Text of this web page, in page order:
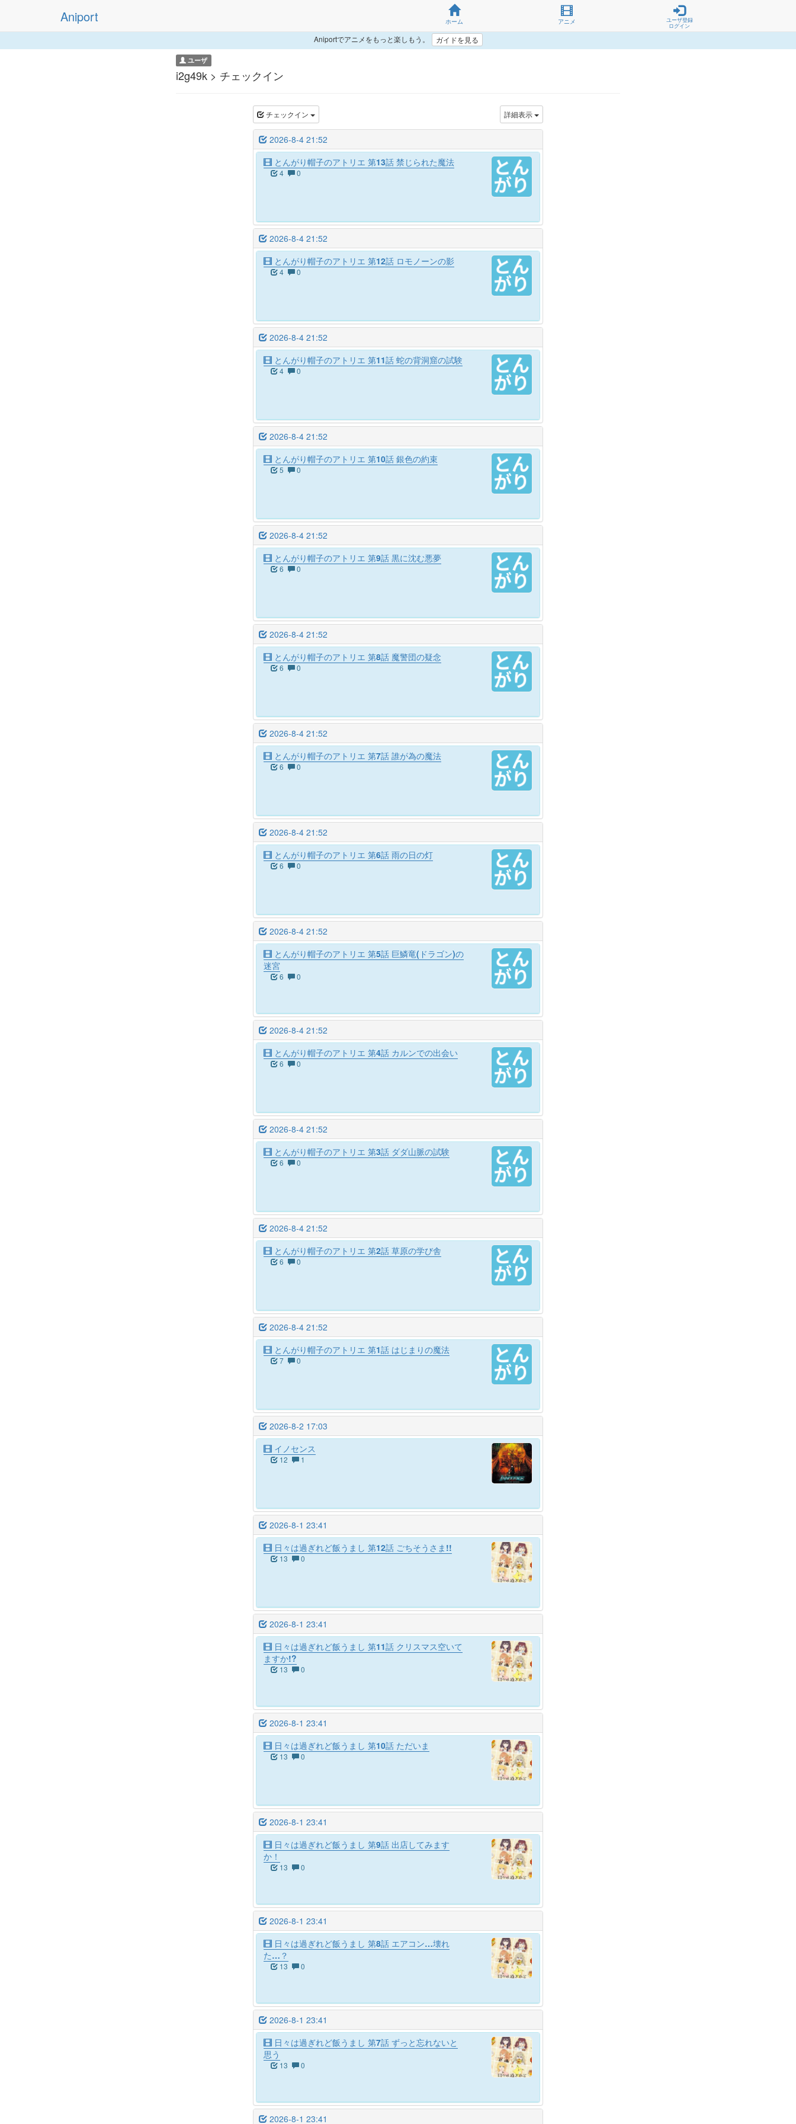
Aniport ホーム アニメ
ユーザ登録
ログイン
Aniportでアニメをもっと楽しもう。 ガイドを見る
ユーザ
i2g49k > チェックイン
チェックイン 詳細表示
2026-8-4 21:52
とんがり帽子のアトリエ 第13話 禁じられた魔法
4 0
2026-8-4 21:52
とんがり帽子のアトリエ 第12話 ロモノーンの影
4 0
2026-8-4 21:52
とんがり帽子のアトリエ 第11話 蛇の背洞窟の試験
4 0
2026-8-4 21:52
とんがり帽子のアトリエ 第10話 銀色の約束
5 0
2026-8-4 21:52
とんがり帽子のアトリエ 第9話 黒に沈む悪夢
6 0
2026-8-4 21:52
とんがり帽子のアトリエ 第8話 魔警団の疑念
6 0
2026-8-4 21:52
とんがり帽子のアトリエ 第7話 誰が為の魔法
6 0
2026-8-4 21:52
とんがり帽子のアトリエ 第6話 雨の日の灯
6 0
2026-8-4 21:52
とんがり帽子のアトリエ 第5話 巨鱗竜(ドラゴン)の
迷宮
6 0
2026-8-4 21:52
とんがり帽子のアトリエ 第4話 カルンでの出会い
6 0
2026-8-4 21:52
とんがり帽子のアトリエ 第3話 ダダ山脈の試験
6 0
2026-8-4 21:52
とんがり帽子のアトリエ 第2話 草原の学び舎
6 0
2026-8-4 21:52
とんがり帽子のアトリエ 第1話 はじまりの魔法
7 0
2026-8-2 17:03
イノセンス
12 1
2026-8-1 23:41
日々は過ぎれど飯うまし 第12話 ごちそうさま!!
13 0
2026-8-1 23:41
日々は過ぎれど飯うまし 第11話 クリスマス空いて
ますか!?
13 0
2026-8-1 23:41
日々は過ぎれど飯うまし 第10話 ただいま
13 0
2026-8-1 23:41
日々は過ぎれど飯うまし 第9話 出店してみます
か！
13 0
2026-8-1 23:41
日々は過ぎれど飯うまし 第8話 エアコン…壊れ
た…？
13 0
2026-8-1 23:41
日々は過ぎれど飯うまし 第7話 ずっと忘れないと
思う
13 0
2026-8-1 23:41